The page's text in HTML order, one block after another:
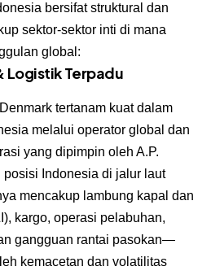
bersifat struktural dan
sektor-sektor inti di mana
global:
Logistik Terpadu
tertanam kuat dalam
melalui operator global dan
yang dipimpin oleh A.P.
posisi Indonesia di jalur laut
mencakup lambung kapal dan
kargo, operasi pelabuhan,
gangguan rantai pasokan—
kemacetan dan volatilitas